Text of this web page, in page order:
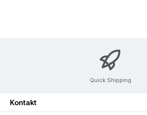
Quick Shipping
Kontakt